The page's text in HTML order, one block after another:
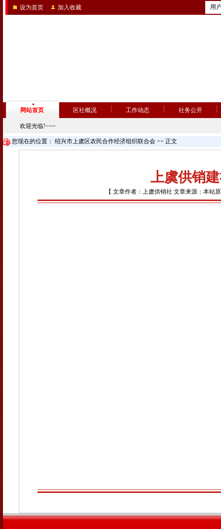
设为首页 加入收藏 用
网站首页 区社概况 工作动态 社务公开
欢迎光临!~~~
您现在的位置： 绍兴市上虞区农民合作经济组织联合会 >> 正文
上虞供销
【 文章作者：上虞供销社 文章来源：本站